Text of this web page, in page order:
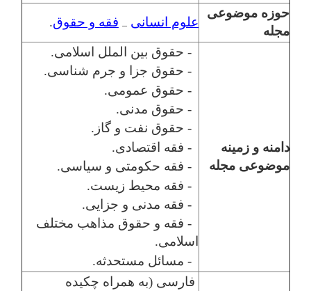
حوزه موضوعی
مجله
علوم انسانی – فقه و حقوق.
دامنه و زمینه
موضوعی مجله
- حقوق بین الملل اسلامی.
- حقوق جزا و جرم شناسی.
- حقوق عمومی.
- حقوق مدنی.
- حقوق نفت و گاز.
- فقه اقتصادی.
- فقه حکومتی و سیاسی.
- فقه محیط زیست.
- فقه مدنی و جزایی.
- فقه و حقوق مذاهب مختلف
اسلامی.
- مسائل مستحدثه.
فارسی (به همراه چکیده